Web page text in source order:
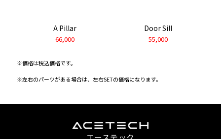
A Pillar
66,000
Door Sill
55,000
※価格は税込価格です。
※左右のパーツがある場合は、左右SETの価格になります。